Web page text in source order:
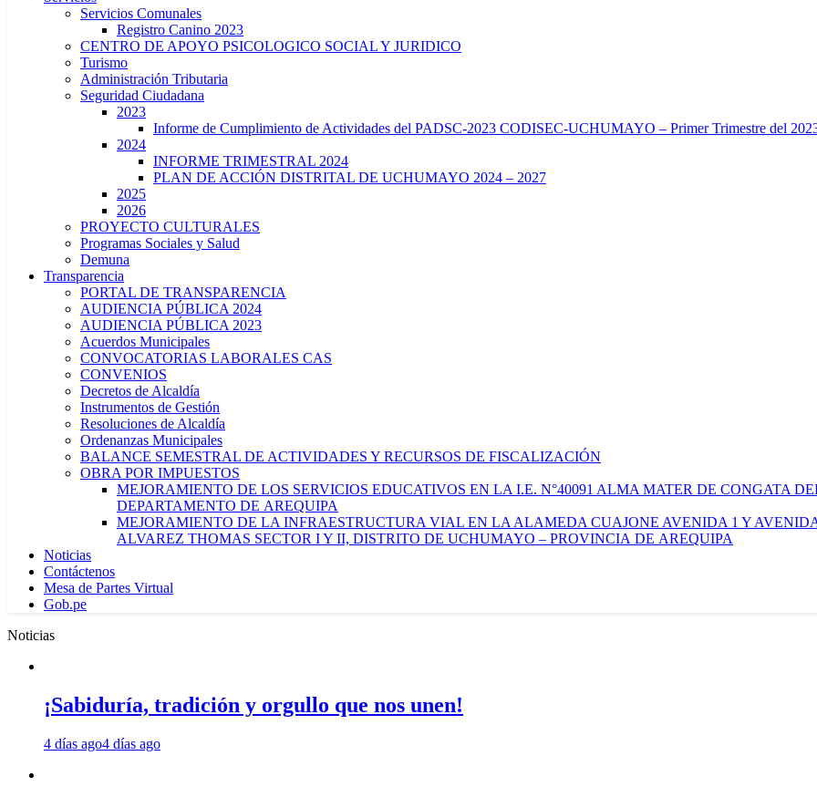
Servicios Comunales
Registro Canino 2023
CENTRO DE APOYO PSICOLOGICO SOCIAL Y JURIDICO
Turismo
Administración Tributaria
Seguridad Ciudadana
2023
Informe de Cumplimiento de Actividades del PADSC-2023 CODISEC-UCHUMAYO – Primer Trimestre del
2024
INFORME TRIMESTRAL 2024
PLAN DE ACCIÓN DISTRITAL DE UCHUMAYO 2024 – 2027
2025
2026
PROYECTO CULTURALES
Programas Sociales y Salud
Demuna
Transparencia
PORTAL DE TRANSPARENCIA
AUDIENCIA PÚBLICA 2024
AUDIENCIA PÚBLICA 2023
Acuerdos Municipales
CONVOCATORIAS LABORALES CAS
CONVENIOS
Decretos de Alcaldía
Instrumentos de Gestión
Resoluciones de Alcaldía
Ordenanzas Municipales
BALANCE SEMESTRAL DE ACTIVIDADES Y RECURSOS DE FISCALIZACIÓN
OBRA POR IMPUESTOS
MEJORAMIENTO DE LOS SERVICIOS EDUCATIVOS EN LA I.E. N°40091 ALMA MATER DE CONGATA
DEPARTAMENTO DE AREQUIPA
MEJORAMIENTO DE LA INFRAESTRUCTURA VIAL EN LA ALAMEDA CUAJONE AVENIDA 1 Y
ALVAREZ THOMAS SECTOR I Y II, DISTRITO DE UCHUMAYO – PROVINCIA DE AREQUIPA
Noticias
Contáctenos
Mesa de Partes Virtual
Gob.pe
Noticias
¡Sabiduría, tradición y orgullo que nos unen!
4 días ago4 días ago